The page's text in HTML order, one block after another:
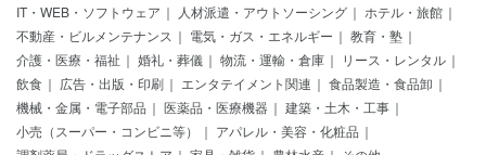
IT・WEB・ソフトウェア 人材派遣・アウトソーシング
ホテル・旅館
不動産・ビルメンテナンス
電気・ガス・エネルギー
教育・塾
介護・医療・福祉
婚礼・葬儀 物流・運輸・倉庫
リース・レンタル
飲食
広告・出版・印刷 エンタテイメント関連
食品製造・食品卸
機械・金属・電子部品
医薬品・医療機器
建築・土木・工事
小売（スーパー・コンビニ等）
アパレル・美容・化粧品